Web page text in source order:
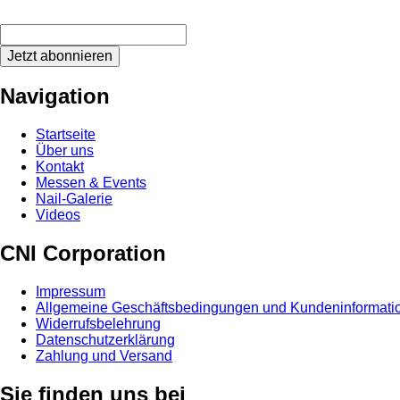
Jetzt abonnieren
Navigation
Startseite
Über uns
Kontakt
Messen & Events
Nail-Galerie
Videos
CNI Corporation
Impressum
Allgemeine Geschäftsbedingungen und
Widerrufsbelehrung
Datenschutzerklärung
Zahlung und Versand
Sie finden uns bei